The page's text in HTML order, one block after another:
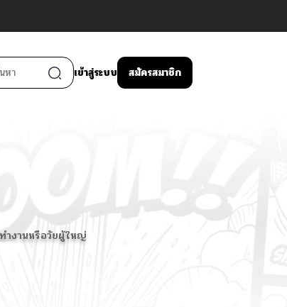
เข้าสู่ระบบ สมัครสมาชิก
ำงานหรือวัยผู้ใหญ่